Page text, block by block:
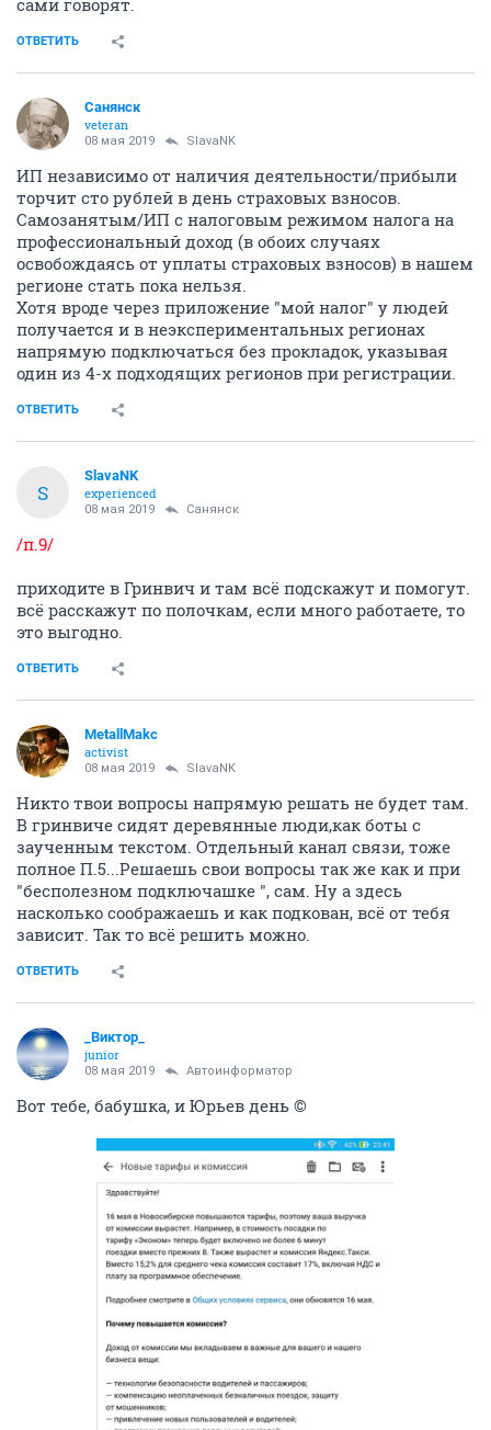
сами говорят.
ОТВЕТИТЬ
Санянск
veteran
08 мая 2019 SlavaNK
ИП независимо от наличия деятельности/прибыли
торчит сто рублей в день страховых взносов.
Самозанятым/ИП с налоговым режимом налога на
профессиональный доход (в обоих случаях
освобождаясь от уплаты страховых взносов) в нашем
регионе стать пока нельзя.
Хотя вроде через приложение "мой налог" у людей
получается и в неэкспериментальных регионах
напрямую подключаться без прокладок, указывая
один из 4-х подходящих регионов при регистрации.
ОТВЕТИТЬ
S
SlavaNK
experienced
08 мая 2019 Санянск
/п.9/
приходите в Гринвич и там всё подскажут и помогут.
всё расскажут по полочкам, если много работаете, то
это выгодно.
ОТВЕТИТЬ
MetallMakc
activist
08 мая 2019 SlavaNK
Никто твои вопросы напрямую решать не будет там.
В гринвиче сидят деревянные люди,как боты с
заученным текстом. Отдельный канал связи, тоже
полное П.5...Решаешь свои вопросы так же как и при
"бесполезном подключашке ", сам. Ну а здесь
насколько соображаешь и как подкован, всё от тебя
зависит. Так то всё решить можно.
ОТВЕТИТЬ
_Виктор_
juniоr
08 мая 2019 Автоинформатор
Вот тебе, бабушка, и Юрьев день ©